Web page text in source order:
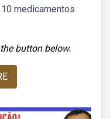
medicamentos
button below.